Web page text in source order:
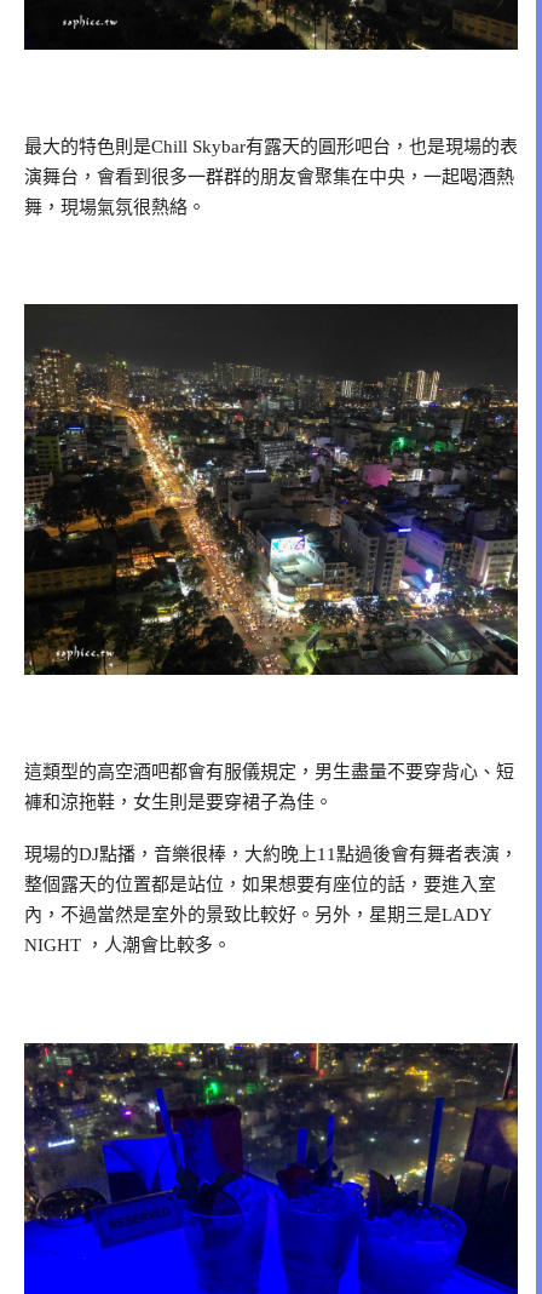
最大的特色則是Chill Skybar有露天的圓形吧台，也是現場的表
演舞台，會看到很多一群群的朋友會聚集在中央，一起喝酒熱
舞，現場氣氛很熱絡。
這類型的高空酒吧都會有服儀規定，男生盡量不要穿背心、短
褲和涼拖鞋，女生則是要穿裙子為佳。
現場的DJ點播，音樂很棒，大約晚上11點過後會有舞者表演，
整個露天的位置都是站位，如果想要有座位的話，要進入室
內，不過當然是室外的景致比較好。另外，星期三是LADY
NIGHT ，人潮會比較多。